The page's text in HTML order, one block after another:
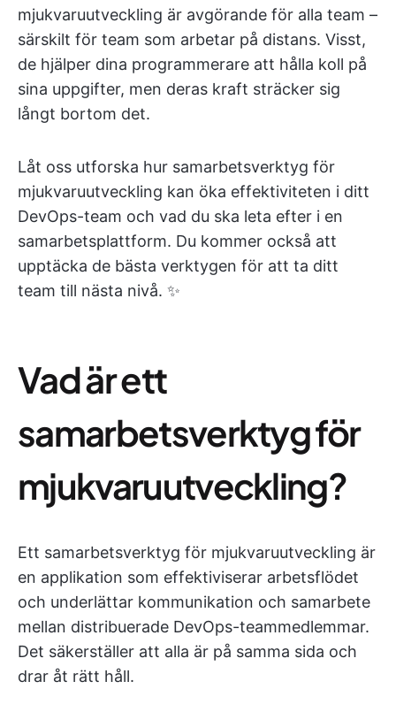
mjukvaruutveckling är avgörande för alla team –
särskilt för team som arbetar på distans. Visst,
de hjälper dina programmerare att hålla koll på
sina uppgifter, men deras kraft sträcker sig
långt bortom det.
Låt oss utforska hur samarbetsverktyg för
mjukvaruutveckling kan öka effektiviteten i ditt
DevOps-team och vad du ska leta efter i en
samarbetsplattform. Du kommer också att
upptäcka de bästa verktygen för att ta ditt
team till nästa nivå. ✨
Vad är ett
samarbetsverktyg för
mjukvaruutveckling?
Ett samarbetsverktyg för mjukvaruutveckling är
en applikation som effektiviserar arbetsflödet
och underlättar kommunikation och samarbete
mellan distribuerade DevOps-teammedlemmar.
Det säkerställer att alla är på samma sida och
drar åt rätt håll.